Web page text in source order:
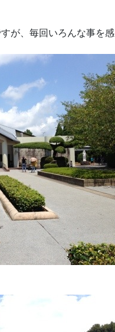
が、毎回いろんな事を感